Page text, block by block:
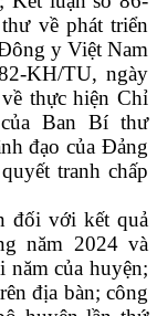
về phát triển
y Việt Nam
KH/TU, ngày
thực hiện Chỉ
Ban Bí thư
đạo của Đảng
tranh chấp
đối với kết quả
năm 2024 và
của huyện;
địa bàn; công